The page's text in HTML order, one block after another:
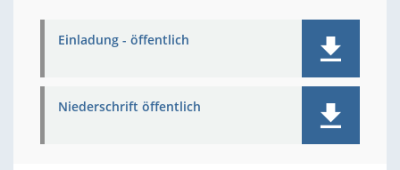
Einladung - öffentlich
Niederschrift öffentlich